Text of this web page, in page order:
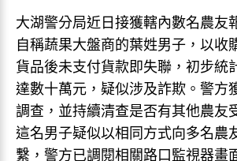
大湖警分局近日接獲轄內數名農友
自稱蔬果大盤商的葉姓男子，以收
貨品後未支付貨款即失聯，初步統
達數十萬元，疑似涉及詐欺。警方
調查，並持續清查是否有其他農友
這名男子疑似以相同方式向多名農
繫，警方已調閱相關路口監視器畫